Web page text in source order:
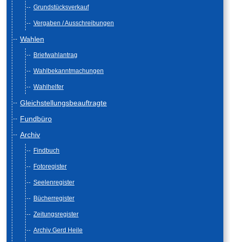
Grundstücksverkauf
Vergaben / Ausschreibungen
Wahlen
Briefwahlantrag
Wahlbekanntmachungen
Wahlhelfer
Gleichstellungsbeauftragte
Fundbüro
Archiv
Findbuch
Fotoregister
Seelenregister
Bücherregister
Zeitungsregister
Archiv Gerd Heile